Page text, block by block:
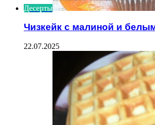
Десерты
Чизкейк с малиной и
22.07.2025